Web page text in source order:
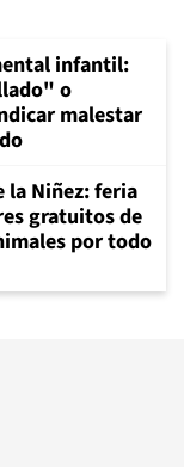
infantil:
o
malestar
la Niñez: feria
gratuitos de
por todo